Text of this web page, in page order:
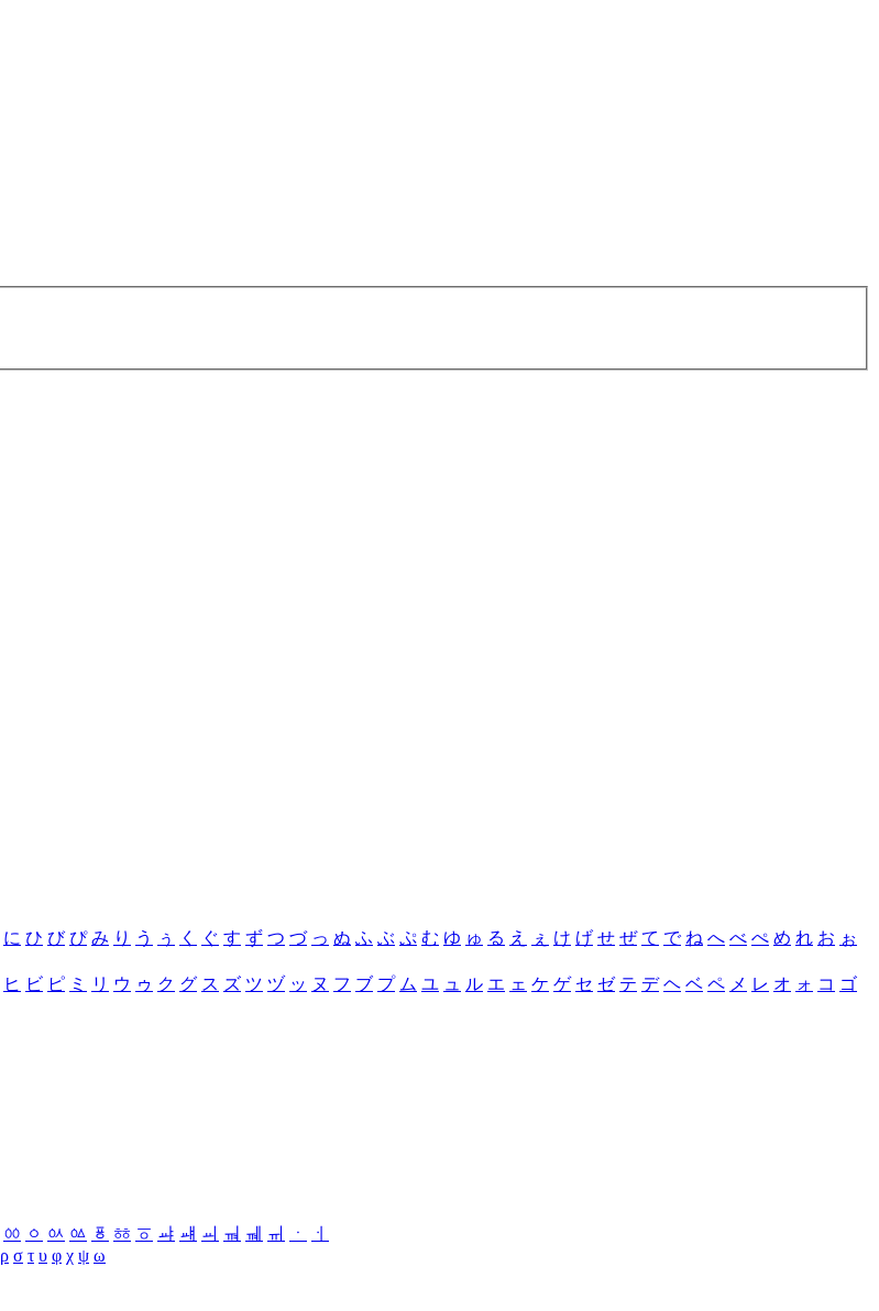
に ひ び ぴ み り う ぅ く ぐ す ず つ づ っ ぬ ふ ぶ ぷ む ゆ ゅ る え ぇ け げ せ ぜ て で ね へ べ ぺ め れ お ぉ
ヒ ビ ピ ミ リ ウ ゥ ク グ ス ズ ツ ヅ ッ ヌ フ ブ プ ム ユ ュ ル エ ェ ケ ゲ セ ゼ テ デ ヘ ベ ペ メ レ オ ォ コ ゴ
ㆀ ㆁ ㆂ ㆃ ㆄ ㆅ ㆆ ㆇ ㆈ ㆉ ㆊ ㆋ ㆌ ㆍ
ㆎ
ρ σ τ υ φ χ ψ ω